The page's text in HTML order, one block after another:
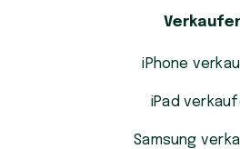
iPhone
iPad
Samsung